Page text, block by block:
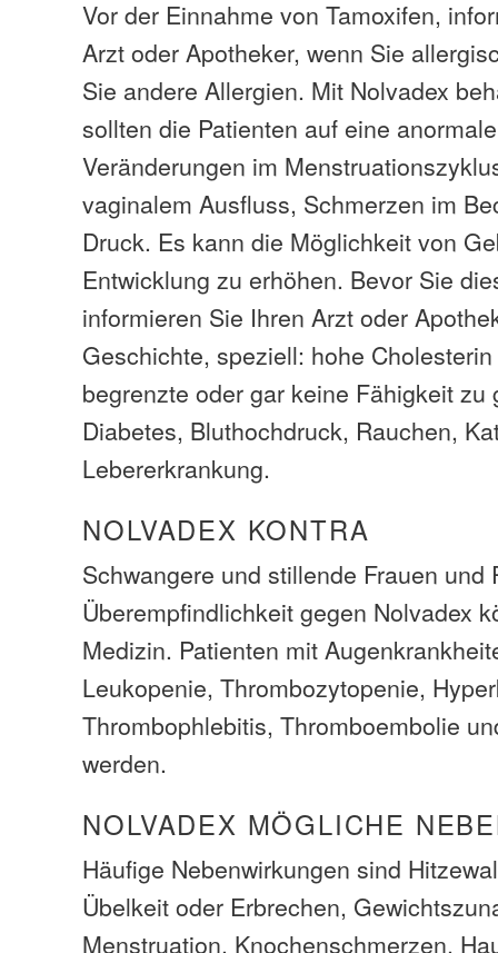
Vor der Einnahme von Tamoxifen,
Arzt oder Apotheker, wenn Sie
Sie andere Allergien. Mit Nolvadex
sollten die Patienten auf eine
Veränderungen im
vaginalem Ausfluss, Schmerzen im
Druck. Es kann die Möglichkeit von
Entwicklung zu erhöhen. Bevor Sie
informieren Sie Ihren Arzt oder
Geschichte, speziell: hohe
begrenzte oder gar keine Fähigkeit zu
Diabetes, Bluthochdruck, Rauchen,
Lebererkrankung.
NOLVADEX KONTRA
Schwangere und stillende Frauen und
Überempfindlichkeit gegen Nolvadex
Medizin. Patienten mit
Leukopenie, Thrombozytopenie,
Thrombophlebitis, Thromboembolie
werden.
NOLVADEX MÖGLICHE
Häufige Nebenwirkungen sind
Übelkeit oder Erbrechen,
Menstruation, Knochenschmerzen,